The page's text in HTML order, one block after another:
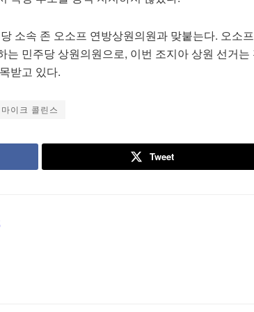
소속 존 오소프 연방상원의원과 맞붙는다. 오소
민주당 상원의원으로, 이번 조지아 상원 선거는
받고 있다.
마이크 콜린스
Tweet